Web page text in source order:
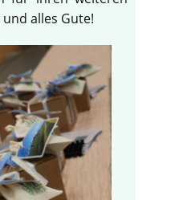
alles Gute!